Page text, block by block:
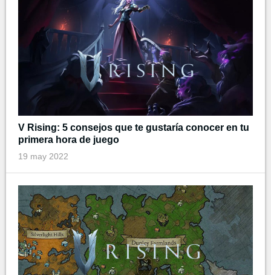
V Rising: 5 consejos que te gustaría conocer en tu
primera hora de juego
19 may 2022